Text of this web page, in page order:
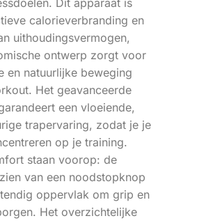
calorieverbranding en
uithoudingsvermogen,
ontwerp zorgt voor
en natuurlijke beweging
Het geavanceerde
een vloeiende,
trapervaring, zodat je je
op je training.
staan voorop: de
van een noodstopknop
oppervlak om grip en
Het overzichtelijke